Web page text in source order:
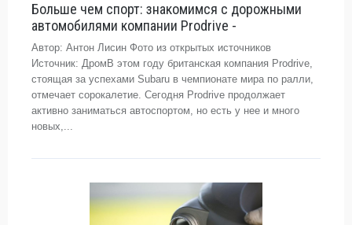
Больше чем спорт: знакомимся с дорожными
автомобилями компании Prodrive -
Автор: Антон Лисин Фото из открытых источников
Источник: ДромВ этом году британская компания Prodrive,
стоящая за успехами Subaru в чемпионате мира по ралли,
отмечает сорокалетие. Сегодня Prodrive продолжает
активно заниматься автоспортом, но есть у нее и много
новых,...